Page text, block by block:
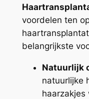
voordelen ten
belangrijkste
Natuurlijk
natuurlijke